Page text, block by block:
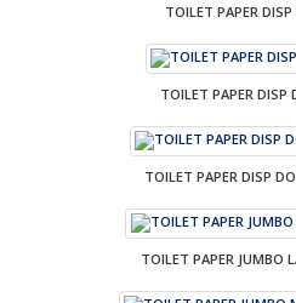
TOILET PAPER
TOILET PAPER DISP
TOILET PAPER DISP
TOILET PAPER JUMBO